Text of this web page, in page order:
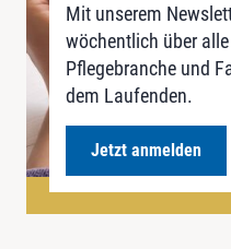
Mit unserem
wöchentlich über
Pflegebranche und
dem Laufenden.
Jetzt anmelden